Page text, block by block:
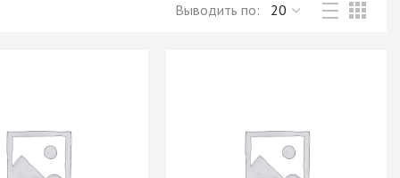
Новое поступление товаров
в категории “Листовые материалы”
Выводить по: